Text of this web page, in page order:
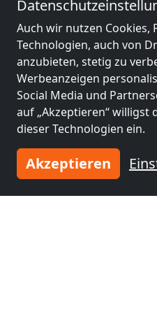
Auch wir nutzen Cookies,
Technologien, auch von
anzubieten, stetig zu
Werbeanzeigen
Social Media und
auf „Akzeptieren“ willigst
dieser Technologien ein.
Akzeptieren